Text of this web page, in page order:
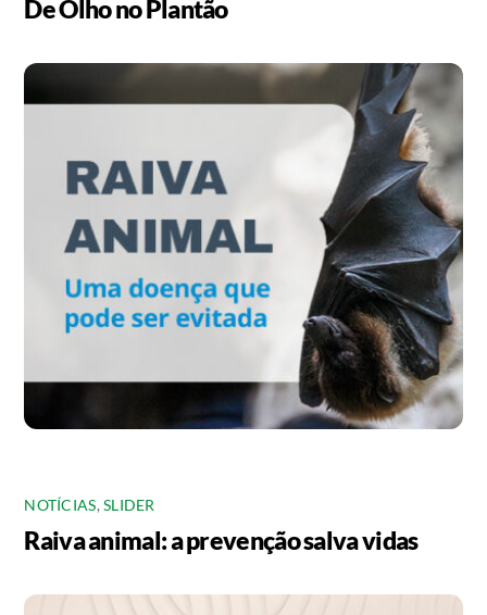
De Olho no Plantão
NOTÍCIAS,SLIDER
Raiva animal: a prevenção salva vidas